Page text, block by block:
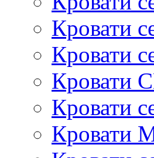
Кровати
Кровати
Кровати
Кровати